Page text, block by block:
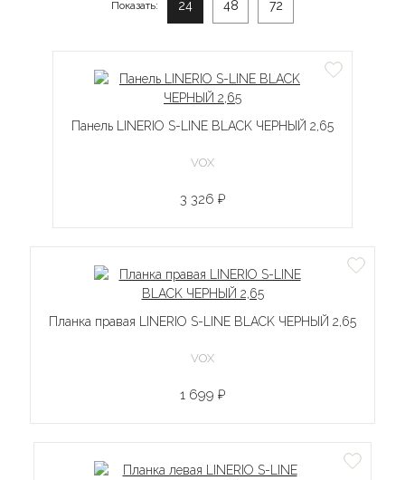
Показать: 24 48 72
Панель LINERIO S-LINE BLACK ЧЕРНЫЙ 2,65
VOX
3 326 ₽
Планка правая LINERIO S-LINE BLACK ЧЕРНЫЙ 2,65
VOX
1 699 ₽